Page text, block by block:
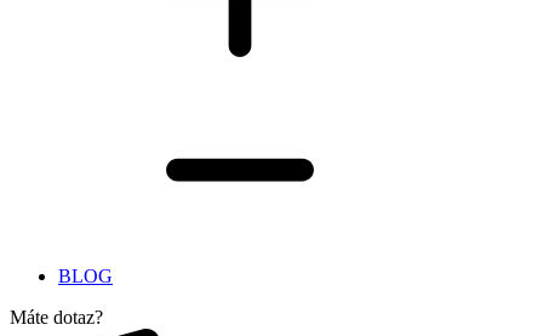
BLOG
Máte dotaz?